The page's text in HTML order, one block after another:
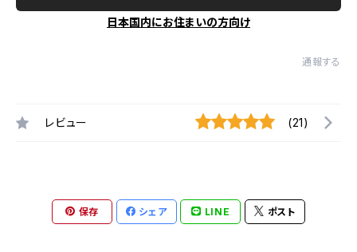
日本国内にお住まいの方向け
通報する
レビュー (21)
保存 シェア LINE ポスト